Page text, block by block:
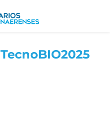
TecnoBIO2025